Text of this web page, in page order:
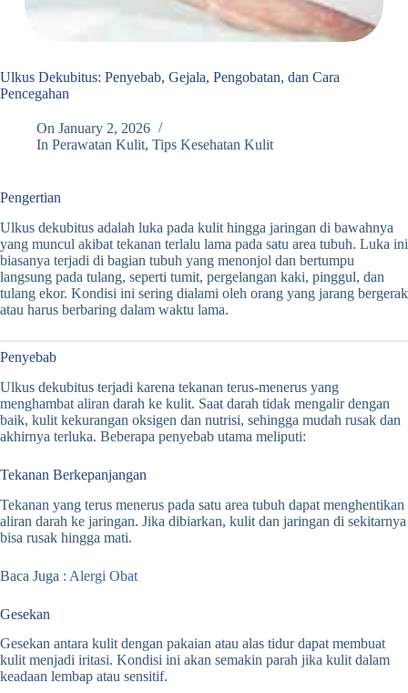
Ulkus Dekubitus: Penyebab, Gejala, Pengobatan, dan Cara
Pencegahan
On January 2, 2026
In Perawatan Kulit,Tips Kesehatan Kulit
Pengertian
Ulkus dekubitus adalah luka pada kulit hingga jaringan di bawahnya
yang muncul akibat tekanan terlalu lama pada satu area tubuh. Luka ini
biasanya terjadi di bagian tubuh yang menonjol dan bertumpu
langsung pada tulang, seperti tumit, pergelangan kaki, pinggul, dan
tulang ekor. Kondisi ini sering dialami oleh orang yang jarang bergerak
atau harus berbaring dalam waktu lama.
Penyebab
Ulkus dekubitus terjadi karena tekanan terus-menerus yang
menghambat aliran darah ke kulit. Saat darah tidak mengalir dengan
baik, kulit kekurangan oksigen dan nutrisi, sehingga mudah rusak dan
akhirnya terluka. Beberapa penyebab utama meliputi:
Tekanan Berkepanjangan
Tekanan yang terus menerus pada satu area tubuh dapat menghentikan
aliran darah ke jaringan. Jika dibiarkan, kulit dan jaringan di sekitarnya
bisa rusak hingga mati.
Baca Juga : Alergi Obat
Gesekan
Gesekan antara kulit dengan pakaian atau alas tidur dapat membuat
kulit menjadi iritasi. Kondisi ini akan semakin parah jika kulit dalam
keadaan lembap atau sensitif.